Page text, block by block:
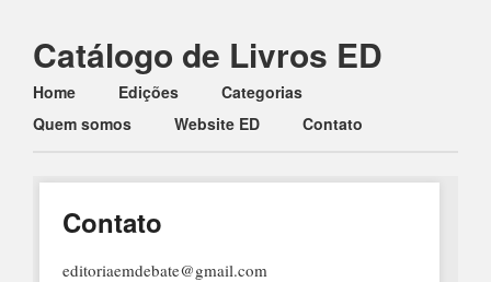
Catálogo de Livros ED
Main menu
Skip to content
Home Edições
Categorias
Quem somos
Website ED Contato
Contato
editoriaemdebate@gmail.com